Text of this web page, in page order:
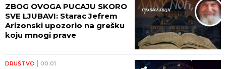
ZBOG OVOGA PUCAJU SKORO
SVE LJUBAVI: Starac Jefrem
Arizonski upozorio na grešku
koju mnogi prave
DRUŠTVO 00:01